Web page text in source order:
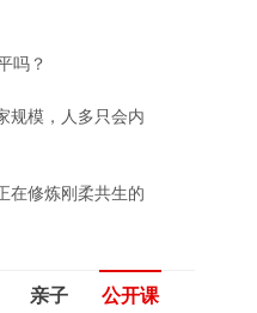
吗？
规模，人多只会内
在修炼刚柔共生的
亲子 公开课